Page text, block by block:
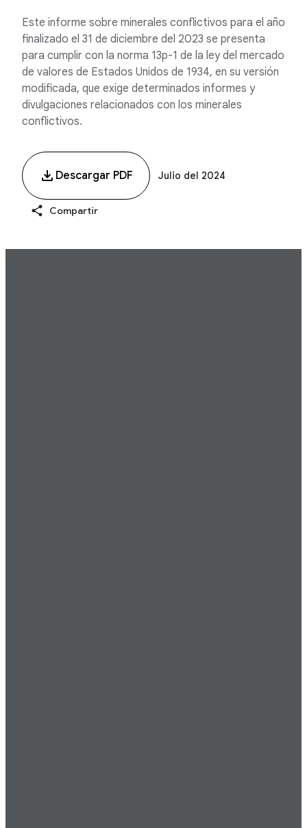
Este informe sobre minerales conflictivos para el año
finalizado el 31 de diciembre del 2023 se presenta
para cumplir con la norma 13p-1 de la ley del mercado
de valores de Estados Unidos de 1934, en su versión
modificada, que exige determinados informes y
divulgaciones relacionados con los minerales
conflictivos.
Descargar PDF Julio del 2024
Compartir